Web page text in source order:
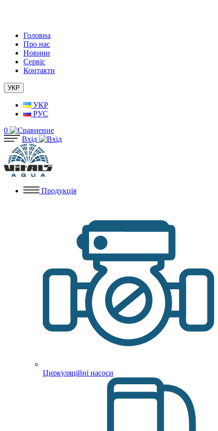
Головна
Про нас
Новини
Сервіс
Контакти
УКР
УКР
РУС
0
Вхід
Продукція
Циркуляційні насоси